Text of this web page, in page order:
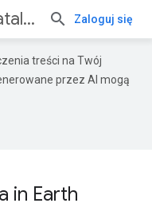
Earth Engine Data Catalog Zaloguj się
treści na Twój
przez AI mogą
in Earth